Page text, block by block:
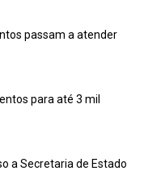
passam a atender
para até 3 mil
a Secretaria de Estado